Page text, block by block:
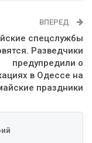
ВПЕРЕД
спецслужбы
Разведчики
предупредили о
в Одессе на
праздники